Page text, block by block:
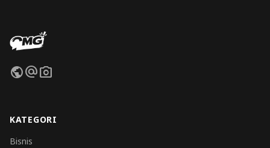
publicalternate_emailphoto_camera
KATEGORI
Bisnis